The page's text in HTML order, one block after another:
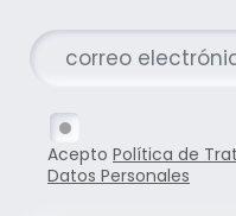
Acepto Política de
Datos Personales